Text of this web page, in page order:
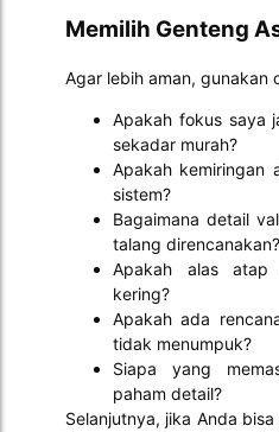
Memilih Genteng
Agar lebih aman, gunakan
Apakah fokus saya
sekadar murah?
Apakah kemiringan
sistem?
Bagaimana detail
talang direncanakan?
Apakah alas
kering?
Apakah ada
tidak menumpuk?
Siapa yang
paham detail?
Selanjutnya, jika Anda